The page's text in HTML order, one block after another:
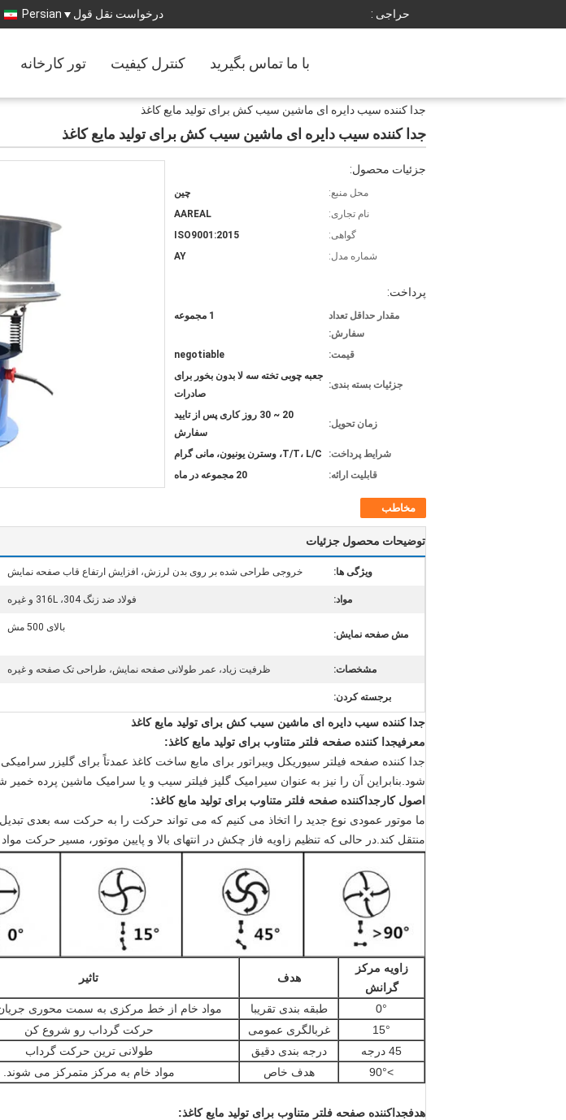
حراجی : درخواست نقل قول Persian
تور کارخانه کنترل کیفیت با ما تماس بگیرید
جدا کننده سیب دایره ای ماشین سیب کش برای تولید مایع کاغذ
جدا کننده سیب دایره ای ماشین سیب کش برای تولید مایع کاغذ
جزئیات محصول:
محل منبع:
چین
نام تجاری:
AAREAL
گواهی:
ISO9001:2015
شماره مدل:
AY
پرداخت:
مقدار حداقل تعداد
سفارش:
1 مجموعه
قیمت: negotiable
جزئیات بسته بندی:
جعبه چوبی تخته سه لا بدون بخور برای
صادرات
زمان تحویل:
20 ~ 30 روز کاری پس از تایید
سفارش
شرایط پرداخت:
T/T، L/C، وسترن یونیون، مانی گرام
قابلیت ارائه:
20 مجموعه در ماه
مخاطب
توضیحات محصول جزئیات
ویژگی ها: خروجی طراحی شده بر روی بدن لرزش، افزایش ارتفاع قاب صفحه نمایش
مواد: فولاد ضد زنگ 304، 316L و غیره
مش صفحه نمایش:
بالای 500 مش
مشخصات: ظرفیت زیاد، عمر طولانی صفحه نمایش، طراحی تک صفحه و غیره
برجسته کردن:
جدا کننده سیب دایره ای ماشین سیب کش برای تولید مایع کاغذ
معرفیجدا کننده صفحه فلتر متناوب برای تولید مایع کاغذ:
جدا کننده صفحه فیلتر سیوریکل ویبراتور برای مایع ساخت کاغذ عمدتاً برای گلیزر
شود.بنابراین آن را نیز به عنوان سیرامیک گلیز فیلتر سیب و یا سرامیک ماشین پرده خمیر
اصول کار جداکننده صفحه فلتر متناوب برای تولید مایع کاغذ:
ما موتور عمودی نوع جدید را اتخاذ می کنیم که می تواند حرکت را به حرکت سه
منتقل کند.در حالی که تنظیم زاویه فاز چکش در انتهای بالا و پایین موتور، مسیر حرکت
زاویه مرکز
گرانش
هدف تاثیر
0° طبقه بندی تقریبا
مواد خام از خط مرکزی به سمت محوری جریان
15°
غربالگری عمومی
حرکت گرداب رو شروع کن
45 درجه
درجه بندی دقیق
طولانی ترین حرکت گرداب
>90°
هدف خاص مواد خام به مرکز متمرکز می شوند.
هدفجداکننده صفحه فلتر متناوب برای تولید مایع کاغذ: